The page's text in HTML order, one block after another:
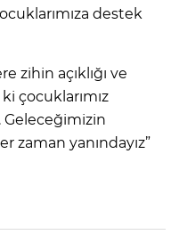
destek
zihin açıklığı ve
çocuklarımız
Geleceğimizin
zaman yanındayız”